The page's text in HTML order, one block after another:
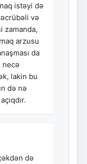
istəyi də
və
zamanda,
arzusu
da
necə
lakin bu
də nə
də